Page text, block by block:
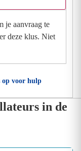
je aanvraag te
deze klus. Niet
op voor hulp
in de